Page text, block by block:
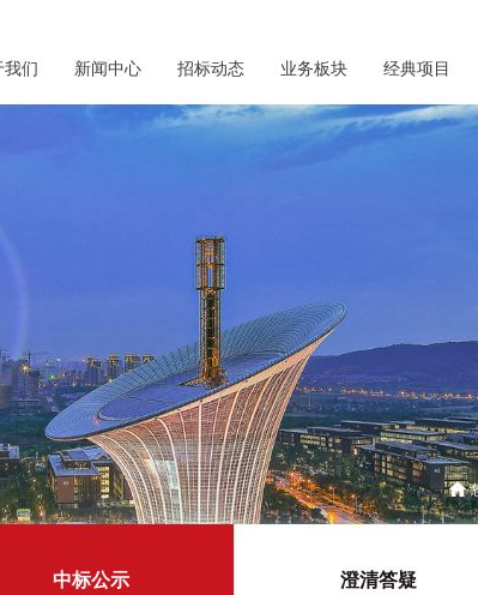
我们 新闻中心 招标动态 业务板块 经典项目
中标公示 澄清答疑